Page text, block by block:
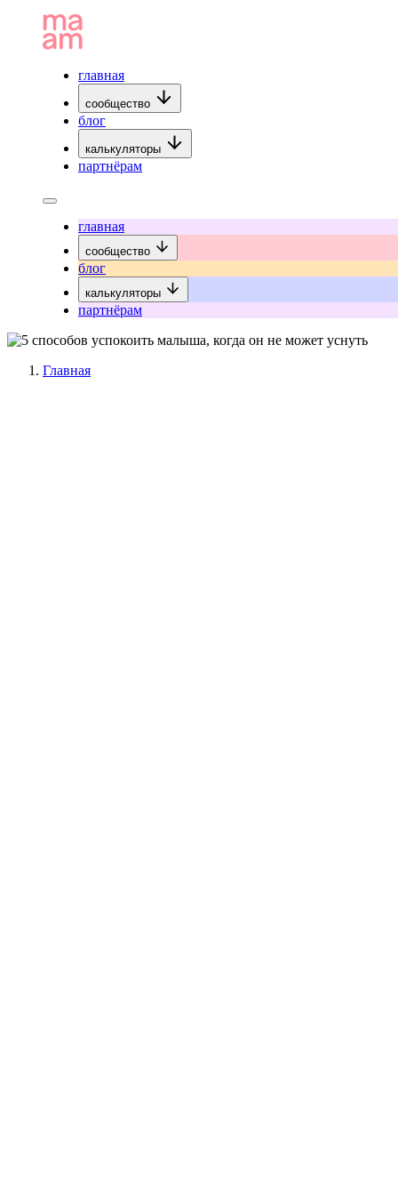
главная
сообщество
блог
калькуляторы
партнёрам
главная
сообщество
блог
калькуляторы
партнёрам
Главная